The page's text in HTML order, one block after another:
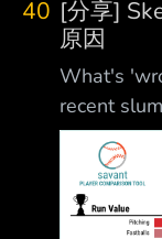
段擴大比
冷，必須
打、盜壘
一旦形成
我預測：
說在地方
是非常省
40 [分享]
原因
What's
recent
析他近期
Sawchik
skenes-
The